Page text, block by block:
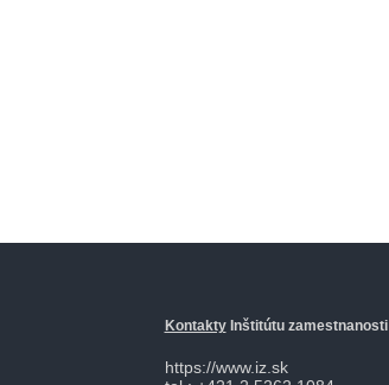
KontaktyInštitútu zamestnanosti
https://www.iz.sk